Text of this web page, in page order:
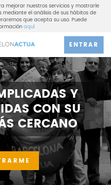
mejorar nuestros servicios y mostrarle
el análisis de sus hábitos de
que acepta su uso. Puede
aquí
ENTRAR
Y
CON SU
CERCANO